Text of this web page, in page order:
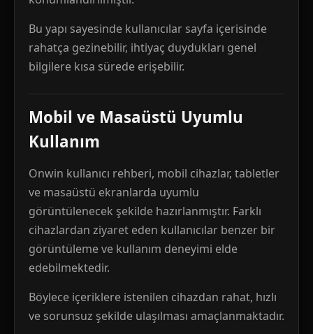
Bu yapı sayesinde kullanıcılar sayfa içerisinde
rahatça gezinebilir, ihtiyaç duydukları genel
bilgilere kısa sürede erişebilir.
Mobil ve Masaüstü Uyumlu
Kullanım
Onwin kullanıcı rehberi, mobil cihazlar, tabletler
ve masaüstü ekranlarda uyumlu
görüntülenecek şekilde hazırlanmıştır. Farklı
cihazlardan ziyaret eden kullanıcılar benzer bir
görüntüleme ve kullanım deneyimi elde
edebilmektedir.
Böylece içeriklere istenilen cihazdan rahat, hızlı
ve sorunsuz şekilde ulaşılması amaçlanmaktadır.